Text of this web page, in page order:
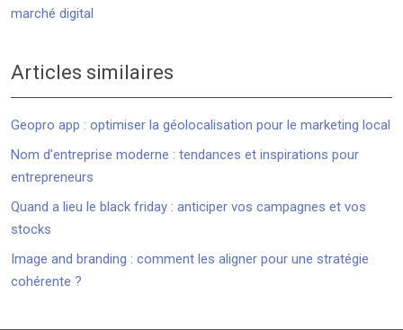
marché digital
Articles similaires
Geopro app : optimiser la géolocalisation pour le marketing local
Nom d’entreprise moderne : tendances et inspirations pour
entrepreneurs
Quand a lieu le black friday : anticiper vos campagnes et vos
stocks
Image and branding : comment les aligner pour une stratégie
cohérente ?